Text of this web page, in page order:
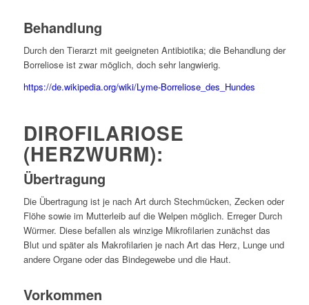
Behandlung
Durch den Tierarzt mit geeigneten Antibiotika; die Behandlung der
Borreliose ist zwar möglich, doch sehr langwierig.
https://de.wikipedia.org/wiki/Lyme-Borreliose_des_Hundes
DIROFILARIOSE
(HERZWURM):
Übertragung
Die Übertragung ist je nach Art durch Stechmücken, Zecken oder
Flöhe sowie im Mutterleib auf die Welpen möglich. Erreger Durch
Würmer. Diese befallen als winzige Mikrofilarien zunächst das
Blut und später als Makrofilarien je nach Art das Herz, Lunge und
andere Organe oder das Bindegewebe und die Haut.
Vorkommen